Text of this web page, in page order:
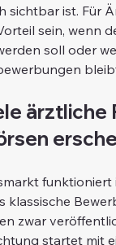
sichtbar ist. Für
sein, wenn
soll oder
ärztliche
funktioniert
klassische
zwar
startet mit